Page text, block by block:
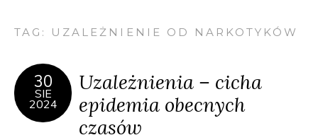
TAG: UZALEŻNIENIE OD NARKOTYKÓW
30
SIE
2024
Uzależnienia – cicha
epidemia obecnych
czasów